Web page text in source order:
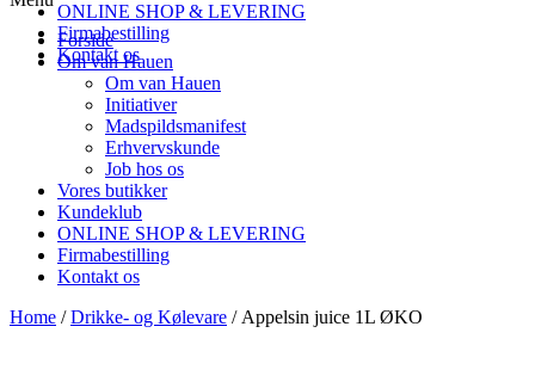
ONLINE SHOP & LEVERING
Firmabestilling
Kontakt os
Forside
Om van Hauen
Om van Hauen
Initiativer
Madspildsmanifest
Erhvervskunde
Job hos os
Vores butikker
Kundeklub
ONLINE SHOP & LEVERING
Firmabestilling
Kontakt os
Home /Drikke- og Kølevare / Appelsin juice 1L ØKO